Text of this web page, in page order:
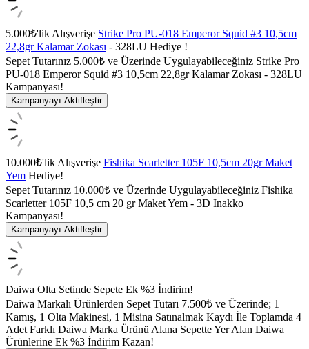
5.000₺'lik Alışverişe Strike Pro PU-018 Emperor Squid #3 10,5cm
22,8gr Kalamar Zokası - 328LU Hediye !
Sepet Tutarınız 5.000₺ ve Üzerinde Uygulayabileceğiniz Strike Pro
PU-018 Emperor Squid #3 10,5cm 22,8gr Kalamar Zokası - 328LU
Kampanyası!
Kampanyayı Aktifleştir
10.000₺'lik Alışverişe Fishika Scarletter 105F 10,5cm 20gr Maket
Yem Hediye!
Sepet Tutarınız 10.000₺ ve Üzerinde Uygulayabileceğiniz Fishika
Scarletter 105F 10,5 cm 20 gr Maket Yem - 3D Inakko
Kampanyası!
Kampanyayı Aktifleştir
Daiwa Olta Setinde Sepete Ek %3 İndirim!
Daiwa Markalı Ürünlerden Sepet Tutarı 7.500₺ ve Üzerinde; 1
Kamış, 1 Olta Makinesi, 1 Misina Satınalmak Kaydı İle Toplamda 4
Adet Farklı Daiwa Marka Ürünü Alana Sepette Yer Alan Daiwa
Ürünlerine Ek %3 İndirim Kazan!